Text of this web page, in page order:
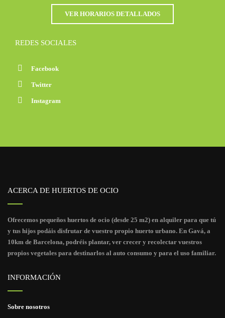
VER HORARIOS DETALLADOS
REDES SOCIALES
Facebook
Twitter
Instagram
ACERCA DE HUERTOS DE OCIO
Ofrecemos pequeños huertos de ocio (desde 25 m2) en alquiler para que tú
y tus hijos podáis disfrutar de vuestro propio huerto urbano. En Gavá, a
10km de Barcelona, podréis plantar, ver crecer y recolectar vuestros
propios vegetales para destinarlos al auto consumo y para el uso familiar.
INFORMACIÓN
Sobre nosotros